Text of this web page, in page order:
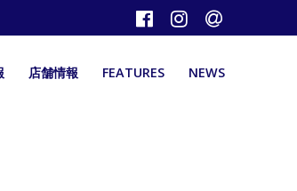
店舗情報 FEATURES NEWS